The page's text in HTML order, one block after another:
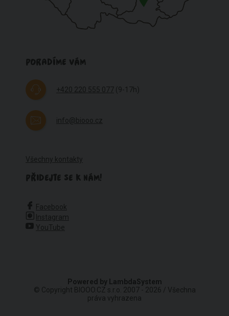
PORADÍME VÁM
+420 220 555 077 (9-17h)
info@biooo.cz
Všechny kontakty
PŘIDEJTE SE K NÁM!
Facebook
Instagram
YouTube
Powered by
LambdaSystem
© Copyright BIOOO.CZ s.r.o. 2007 - 2026 / Všechna
práva vyhrazena